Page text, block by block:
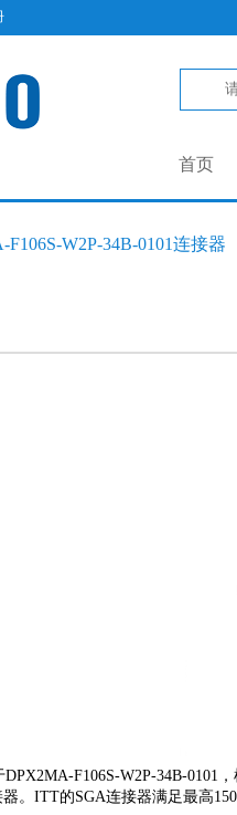
首页
F106S-W2P-34B-0101连接器
F106S-W2P-34B-0101
。ITT的SGA连接器满足最高